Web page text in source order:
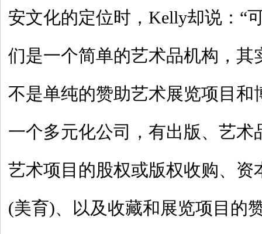
安文化的定位时，Kelly却说：“
们是一个简单的艺术品机构，其
不是单纯的赞助艺术展览项目和
一个多元化公司，有出版、艺术
艺术项目的股权或版权收购、资
(美育)、以及收藏和展览项目的